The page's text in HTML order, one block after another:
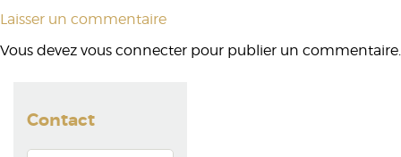
Laisser un commentaire
Vous devez vous connecter pour publier un commentaire.
Contact